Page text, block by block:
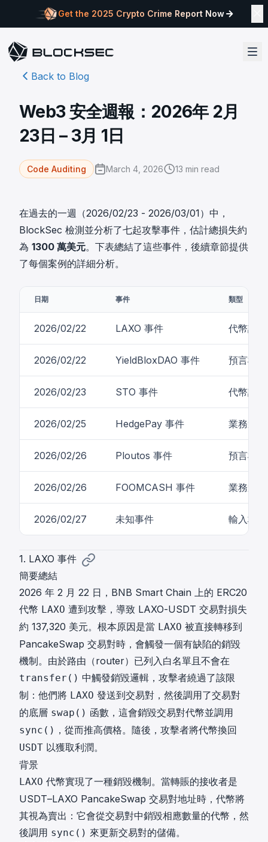
Get the 2025 Crypto Crime Report Now
Back to Blog
Web3 安全週報：2026年 2月
23日 – 3月 1日
Code Auditing March 4, 2026 13 min read
在過去的一週（2026/02/23 - 2026/03/01）中，
BlockSec 檢測並分析了七起攻擊事件，估計總損失約
為 1300 萬美元。下表總結了這些事件，後續章節提供
了每個案例的詳細分析。
日期 事件 類型
2026/02/22 LAXO 事件 代幣設
2026/02/22 YieldBloxDAO 事件 預言機
2026/02/23 STO 事件 代幣設
2026/02/25 HedgePay 事件 業務邏
2026/02/26 Ploutos 事件 預言機
2026/02/26 FOOMCASH 事件 業務邏
2026/02/27 未知事件 輸入校
1. LAXO 事件
簡要總結
2026 年 2 月 22 日，BNB Smart Chain 上的 ERC20
代幣 LAXO 遭到攻擊，導致 LAXO-USDT 交易對損失
約 137,320 美元。根本原因是當 LAXO 被直接轉移到
PancakeSwap 交易對時，會觸發一個有缺陷的銷毀
機制。由於路由（router）已列入白名單且不會在
transfer() 中觸發銷毀邏輯，攻擊者繞過了該限
制：他們將 LAXO 發送到交易對，然後調用了交易對
的底層 swap() 函數，這會銷毀交易對代幣並調用
sync() ，從而推高價格。隨後，攻擊者將代幣換回
USDT 以獲取利潤。
背景
LAXO 代幣實現了一種銷毀機制。當轉賬的接收者是
USDT–LAXO PancakeSwap 交易對地址時，代幣將
其視為賣出：它會從交易對中銷毀相應數量的代幣，然
後調用 sync() 來更新交易對的儲備。